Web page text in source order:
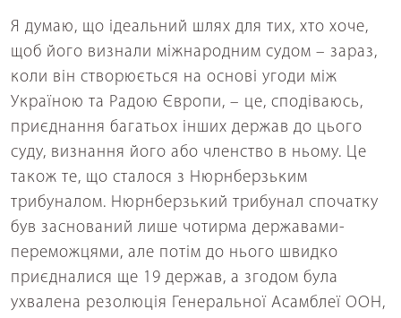
Я думаю, що ідеальний шлях для тих, хто хоче,
щоб його визнали міжнародним судом – зараз,
коли він створюється на основі угоди між
Україною та Радою Європи, – це, сподіваюсь,
приєднання багатьох інших держав до цього
суду, визнання його або членство в ньому. Це
також те, що сталося з Нюрнберзьким
трибуналом. Нюрнберзький трибунал спочатку
був заснований лише чотирма державами-
переможцями, але потім до нього швидко
приєдналися ще 19 держав, а згодом була
ухвалена резолюція Генеральної Асамблеї ООН,